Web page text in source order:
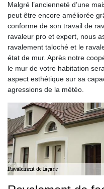
Malgré l’ancienneté d’une
peut être encore améliorée
conforme de son travail de
ravaleur pro et expert, nous
ravalement taloché et le
état de mur. Après notre
le mur de votre habitation
aspect esthétique sur sa
agressions de la météo.